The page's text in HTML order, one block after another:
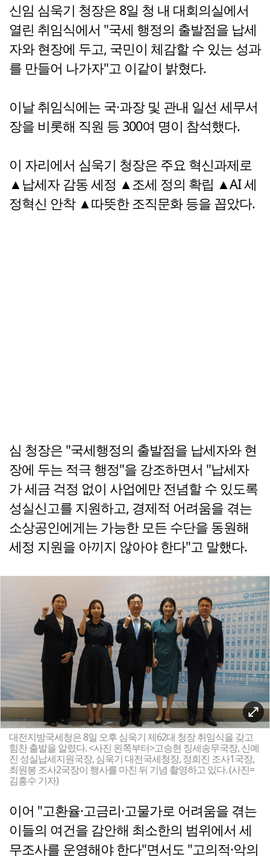
신임 심욱기 청장은 8일 청 내 대회의실에서
열린 취임식에서 "국세 행정의 출발점을 납세
자와 현장에 두고, 국민이 체감할 수 있는 성과
를 만들어 나가자"고 이같이 밝혔다.
이날 취임식에는 국·과장 및 관내 일선 세무서
장을 비롯해 직원 등 300여 명이 참석했다.
이 자리에서 심욱기 청장은 주요 혁신과제로
▲납세자 감동 세정 ▲조세 정의 확립 ▲AI 세
정혁신 안착 ▲따뜻한 조직문화 등을 꼽았다.
심 청장은 "국세행정의 출발점을 납세자와 현
장에 두는 적극 행정"을 강조하면서 "납세자
가 세금 걱정 없이 사업에만 전념할 수 있도록
성실신고를 지원하고, 경제적 어려움을 겪는
소상공인에게는 가능한 모든 수단을 동원해
세정 지원을 아끼지 않아야 한다"고 말했다.
대전지방국세청은 8일 오후 심욱기 제62대 청장 취임식을 갖고
힘찬 출발을 알렸다. <사진 왼쪽부터>고승현 징세송무국장, 신예
진 성실납세지원국장, 심욱기 대전국세청장, 정희진 조사1국장,
최원봉 조사2국장이 행사를 마친 뒤 기념 촬영하고 있다. (사진=
김흥수 기자)
이어 "고환율·고금리·고물가로 어려움을 겪는
이들의 여건을 감안해 최소한의 범위에서 세
무조사를 운영해야 한다"면서도 "고의적·악의